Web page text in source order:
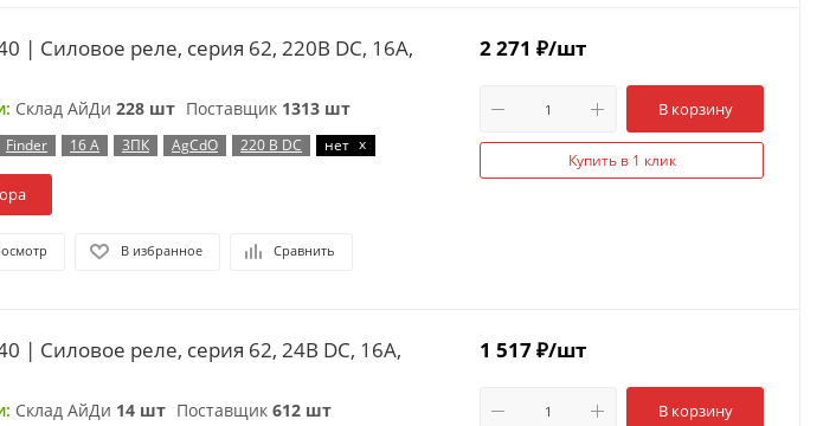
| Силовое реле, серия 62, 220В DC, 16A,
Склад АйДи 228 шт Поставщик 1313 шт
Finder 16 А 3ПК AgCdO 220 В DC нет x
В избранное Сравнить
2 271 ₽/шт
В корзину
Купить в 1 клик
| Силовое реле, серия 62, 24В DC, 16A,
Склад АйДи 14 шт Поставщик 612 шт
1 517₽/шт
В корзину